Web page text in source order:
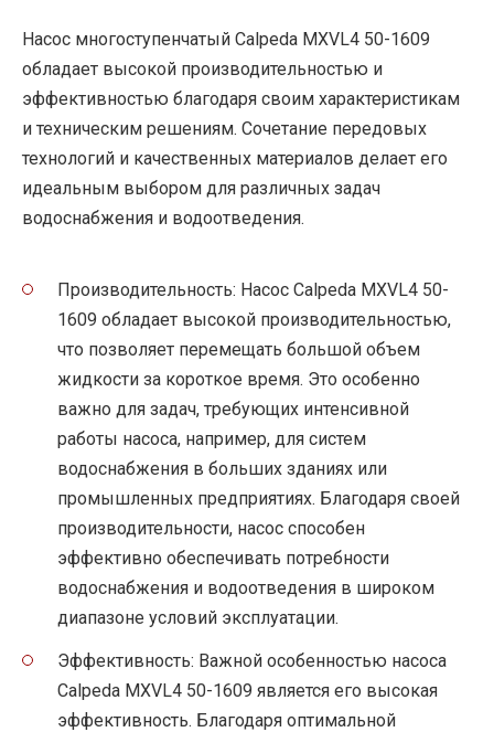
Насос многоступенчатый Calpeda MXVL4 50-1609
обладает высокой производительностью и
эффективностью благодаря своим характеристикам
и техническим решениям. Сочетание передовых
технологий и качественных материалов делает его
идеальным выбором для различных задач
водоснабжения и водоотведения.
Производительность: Насос Calpeda MXVL4 50-
1609 обладает высокой производительностью,
что позволяет перемещать большой объем
жидкости за короткое время. Это особенно
важно для задач, требующих интенсивной
работы насоса, например, для систем
водоснабжения в больших зданиях или
промышленных предприятиях. Благодаря своей
производительности, насос способен
эффективно обеспечивать потребности
водоснабжения и водоотведения в широком
диапазоне условий эксплуатации.
Эффективность: Важной особенностью насоса
Calpeda MXVL4 50-1609 является его высокая
эффективность. Благодаря оптимальной